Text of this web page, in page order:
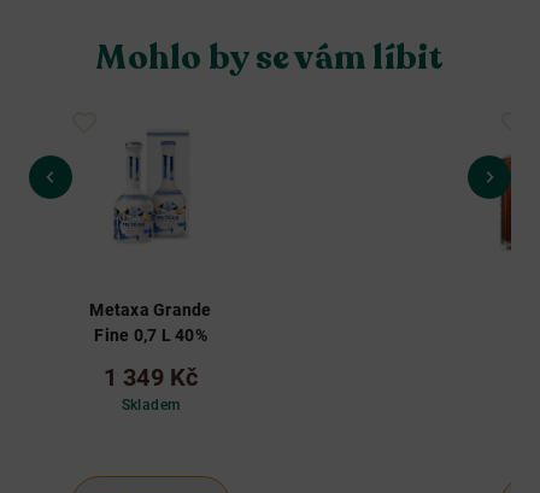
Mohlo by se vám líbit
Metaxa Grande
Fine 0,7 L 40%
1 349 Kč
Skladem